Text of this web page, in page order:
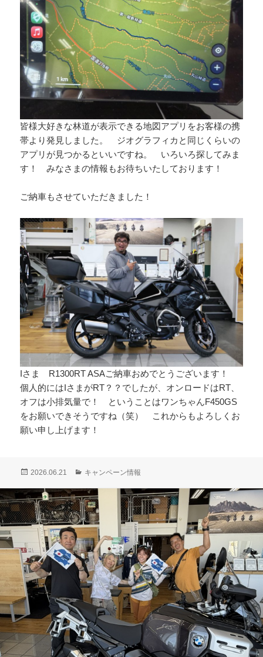
皆様大好きな林道が表示できる地図アプリをお客様の携
帯より発見しました。 ジオグラフィカと同じくらいの
アプリが見つかるといいですね。 いろいろ探してみま
す！ みなさまの情報もお待ちいたしております！
ご納車もさせていただきました！
Iさま R1300RT ASAご納車おめでとうございます！
個人的にはIさまがRT？？でしたが、オンロードはRT、
オフは小排気量で！ ということはワンちゃんF450GS
をお願いできそうですね（笑） これからもよろしくお
願い申し上げます！
投
日:
2026.06.21
カ
ゴ
リ
ー
キャンペーン情報